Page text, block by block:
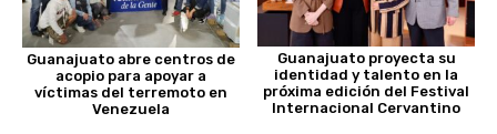
Guanajuato abre centros de
acopio para apoyar a
víctimas del terremoto en
Venezuela
Guanajuato proyecta su
identidad y talento en la
próxima edición del Festival
Internacional Cervantino